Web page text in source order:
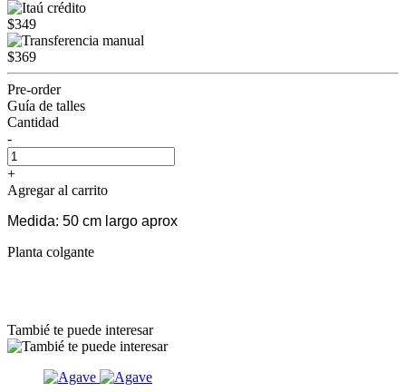
$349
$369
Pre-order
Guía de talles
Cantidad
-
+
Agregar al carrito
Medida: 50 cm largo aprox
Planta colgante
Tambié te puede interesar